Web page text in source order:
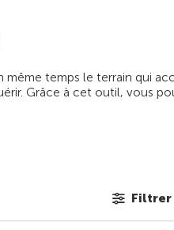
temps le terrain qui
Grâce à cet outil, vous
Filtrer